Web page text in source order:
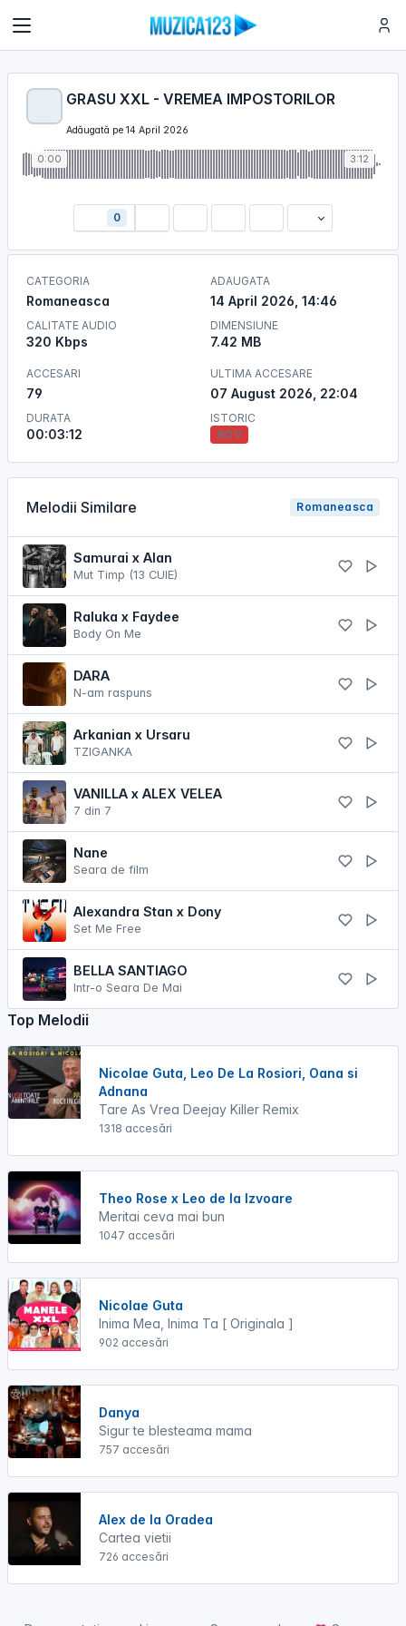
GRASU XXL - VREMEA IMPOSTORILOR
Adăugată pe 14 April 2026
0:00 3:12
0
CATEGORIA
Romaneasca
CALITATE AUDIO
320 Kbps
ADAUGATA
14 April 2026, 14:46
DIMENSIUNE
7.42 MB
ACCESARI
79
DURATA
00:03:12
ULTIMA ACCESARE
07 August 2026, 22:04
ISTORIC
ADV
Melodii Similare Romaneasca
Samurai x Alan
Mut Timp (13 CUIE)
Raluka x Faydee
Body On Me
DARA
N-am raspuns
Arkanian x Ursaru
TZIGANKA
VANILLA x ALEX VELEA
7 din 7
Nane
Seara de film
Alexandra Stan x Dony
Set Me Free
BELLA SANTIAGO
Intr-o Seara De Mai
Top Melodii
Nicolae Guta, Leo De La Rosiori, Oana si
Adnana
Tare As Vrea Deejay Killer Remix
1318 accesări
Theo Rose x Leo de la Izvoare
Meritai ceva mai bun
1047 accesări
Nicolae Guta
Inima Mea, Inima Ta [ Originala ]
902 accesări
Danya
Sigur te blesteama mama
757 accesări
Alex de la Oradea
Cartea vietii
726 accesări